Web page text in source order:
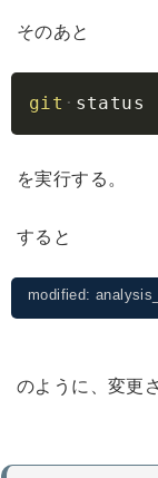
そのあと
git status
を実行する。
すると
modified:
のように、変更